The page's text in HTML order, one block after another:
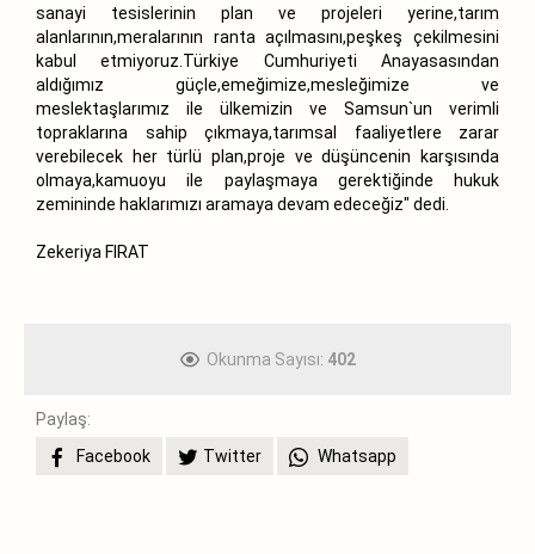
sanayi tesislerinin plan ve projeleri yerine,tarım
alanlarının,meralarının ranta açılmasını,peşkeş çekilmesini
kabul etmiyoruz.Türkiye Cumhuriyeti Anayasasından
aldığımız güçle,emeğimize,mesleğimize ve
meslektaşlarımız ile ülkemizin ve Samsun`un verimli
topraklarına sahip çıkmaya,tarımsal faaliyetlere zarar
verebilecek her türlü plan,proje ve düşüncenin karşısında
olmaya,kamuoyu ile paylaşmaya gerektiğinde hukuk
zemininde haklarımızı aramaya devam edeceğiz" dedi.
Zekeriya FIRAT
Okunma Sayısı: 402
Paylaş:
Facebook
Twitter Whatsapp